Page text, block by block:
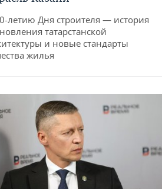
летию Дня строителя — история
татарстанской
и новые стандарты
жилья